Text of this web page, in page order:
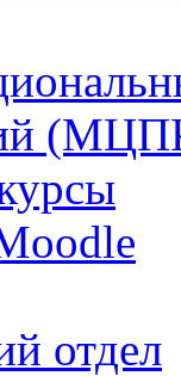
отдел